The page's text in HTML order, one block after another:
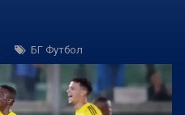
БГ Футбол